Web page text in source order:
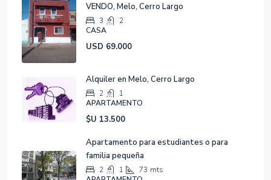
VENDO, Melo, Cerro Largo
3
2
CASA
USD 69.000
Alquiler en Melo, Cerro Largo
2
1
APARTAMENTO
$U 13.500
Apartamento para estudiantes o para
familia pequeña
2 1 73 mts